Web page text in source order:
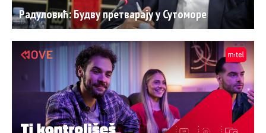
Радуловић: Будву претварају у Сутоморе